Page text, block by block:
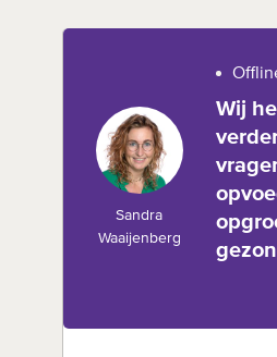
Sandra
Waaijenberg
Wij